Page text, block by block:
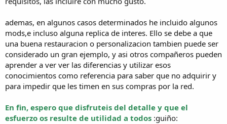
ademas, en algunos casos determinados he incluido algunos
mods,e incluso alguna replica de interes. Ello se debe a que
una buena restauracion o personalizacion tambien puede ser
considerado un gran ejemplo, y asi otros compañeros pueden
aprender a ver ver las diferencias y utilizar esos
conocimientos como referencia para saber que no adquirir y
para impedir que les timen en sus compras por la red.
En fin, espero que disfruteis del detalle y que el
esfuerzo os resulte de utilidad a todos :guiño: